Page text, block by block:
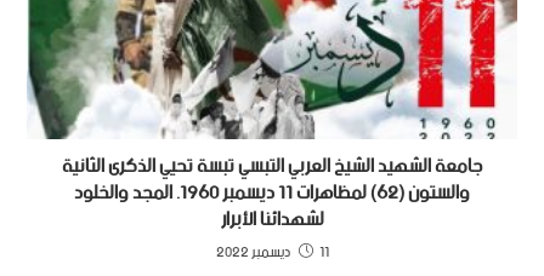
جامعة الشهيد الشيخ العربي التبسي تبسة تحيي الذكرى الثانية
والستون (62) لمظاهرات 11 ديسمبر 1960. المجد والخلود
لشهدائنا الأبرار
11 ديسمبر 2022